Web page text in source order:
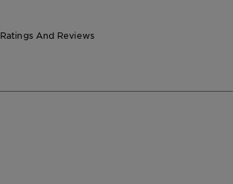
fata si corp cu
Ratings And Reviews